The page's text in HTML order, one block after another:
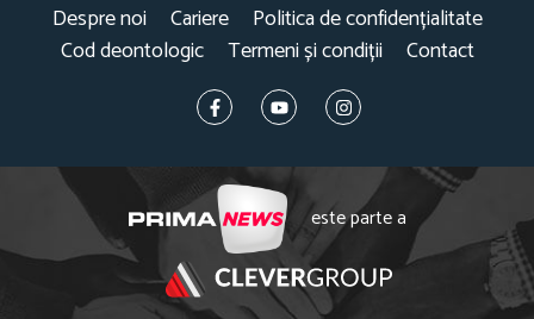
Despre noi Cariere
Politica de confidențialitate
Cod deontologic
Termeni și condiții Contact
este parte a